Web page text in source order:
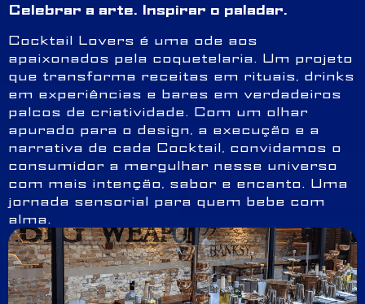
Celebrar a arte. Inspirar o paladar.
Cocktail Lovers é uma ode aos
apaixonados pela coquetelaria. Um projeto
que transforma receitas em rituais, drinks
em experiências e bares em verdadeiros
palcos de criatividade. Com um olhar
apurado para o design, a execução e a
narrativa de cada Cocktail, convidamos o
consumidor a mergulhar nesse universo
com mais intenção, sabor e encanto. Uma
jornada sensorial para quem bebe com
alma.